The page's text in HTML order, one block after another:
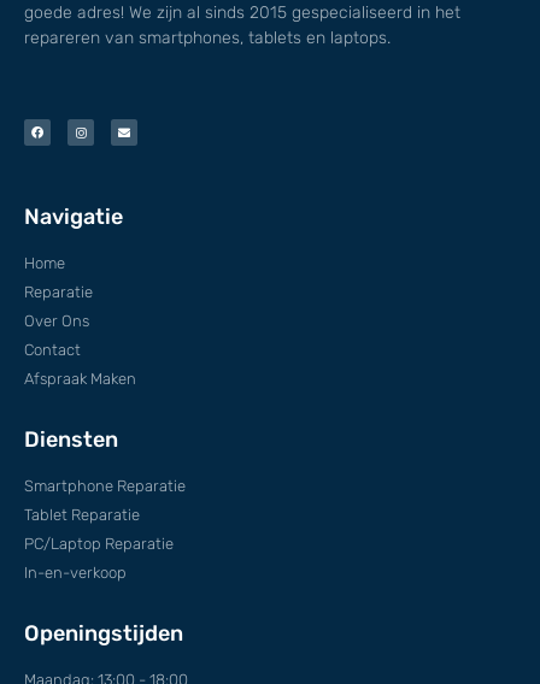
goede adres! We zijn al sinds 2015 gespecialiseerd in het
repareren van smartphones, tablets en laptops.
Navigatie
Home
Reparatie
Over Ons
Contact
Afspraak Maken
Diensten
Smartphone Reparatie
Tablet Reparatie
PC/Laptop Reparatie
In-en-verkoop
Openingstijden
Maandag: 13:00 - 18:00